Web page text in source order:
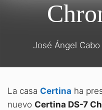
José Ángel Cabo
La casa Certina ha
nuevo Certina DS-7